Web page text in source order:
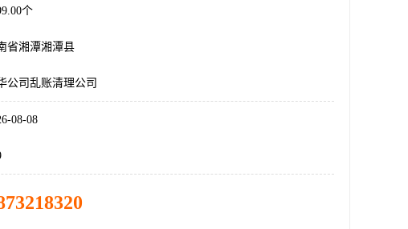
个
省湘潭湘潭县
公司乱账清理公司
08-08